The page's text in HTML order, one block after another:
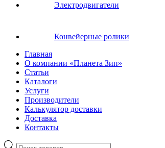
Электродвигатели
Конвейерные ролики
Главная
О компании «Планета Зип»
Статьи
Каталоги
Услуги
Производители
Калькулятор доставки
Доставка
Контакты
Поиск